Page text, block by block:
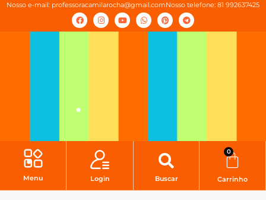
Nosso e-mail: professoracamilarocha@gmail.comNosso telefone: 81 992637425
Menu Login Buscar
0
Carrinho